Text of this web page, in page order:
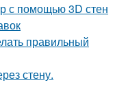
с помощью 3D стен
правильный
стену.